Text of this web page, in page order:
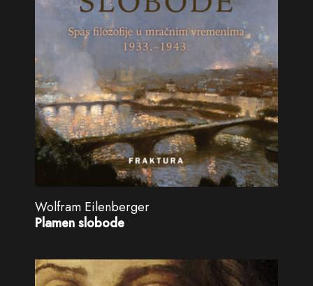
Wolfram Eilenberger
Plamen slobode